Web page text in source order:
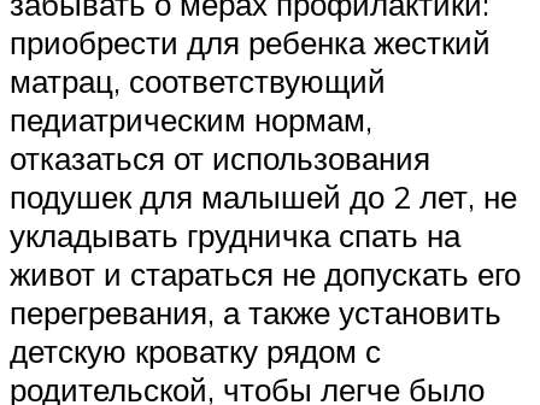
приобрести для ребенка жесткий
матрац, соответствующий
педиатрическим нормам,
отказаться от использования
подушек для малышей до 2 лет, не
укладывать грудничка спать на
живот и стараться не допускать его
перегревания, а также установить
детскую кроватку рядом с
родительской, чтобы легче было